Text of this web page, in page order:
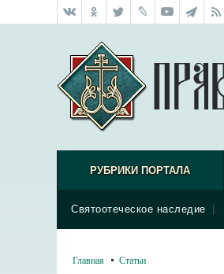
РУБРИКИ ПОРТАЛА
Святоотеческое наследие
Главная Статьи